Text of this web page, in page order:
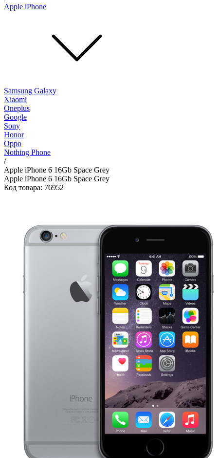
Apple iPhone
Samsung Galaxy
Xiaomi
Oneplus
Google
Sony
Honor
Oppo
Nothing Phone
/
Apple iPhone 6 16Gb Space Grey
Apple iPhone 6 16Gb Space Grey
Код товара: 76952